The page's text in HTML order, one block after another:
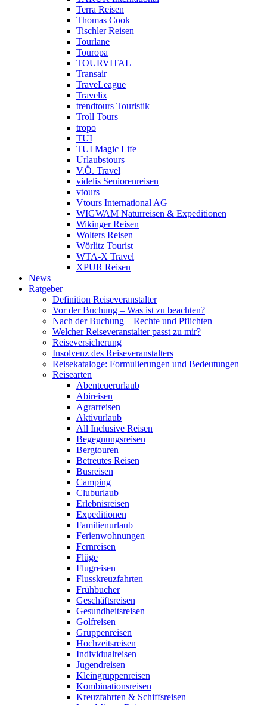
Terra Reisen
Thomas Cook
Tischler Reisen
Tourlane
Touropa
TOURVITAL
Transair
TraveLeague
Travelix
trendtours Touristik
Troll Tours
tropo
TUI
TUI Magic Life
Urlaubstours
V.Ö. Travel
videlis Seniorenreisen
vtours
Vtours International AG
WIGWAM Naturreisen & Expeditionen
Wikinger Reisen
Wolters Reisen
Wörlitz Tourist
WTA-X Travel
XPUR Reisen
News
Ratgeber
Definition Reiseveranstalter
Vor der Buchung – Was ist zu beachten?
Nach der Buchung – Rechte und Pflichten
Welcher Reiseveranstalter passt zu mir?
Reiseversicherung
Insolvenz des Reiseveranstalters
Reisekataloge: Formulierungen und Bedeutungen
Reisearten
Abenteuerurlaub
Abireisen
Agrarreisen
Aktivurlaub
All Inclusive Reisen
Begegnungsreisen
Bergtouren
Betreutes Reisen
Busreisen
Camping
Cluburlaub
Erlebnisreisen
Expeditionen
Familienurlaub
Ferienwohnungen
Fernreisen
Flüge
Flugreisen
Flusskreuzfahrten
Frühbucher
Geschäftsreisen
Gesundheitsreisen
Golfreisen
Gruppenreisen
Hochzeitsreisen
Individualreisen
Jugendreisen
Kleingruppenreisen
Kombinationsreisen
Kreuzfahrten & Schiffsreisen